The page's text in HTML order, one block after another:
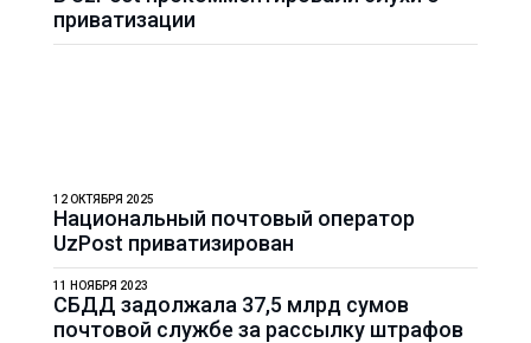
приватизации
Национальный почтовый оператор
UzPost приватизирован
12 ОКТЯБРЯ 2025
СБДД задолжала 37,5 млрд сумов
почтовой службе за рассылку штрафов
11 НОЯБРЯ 2023